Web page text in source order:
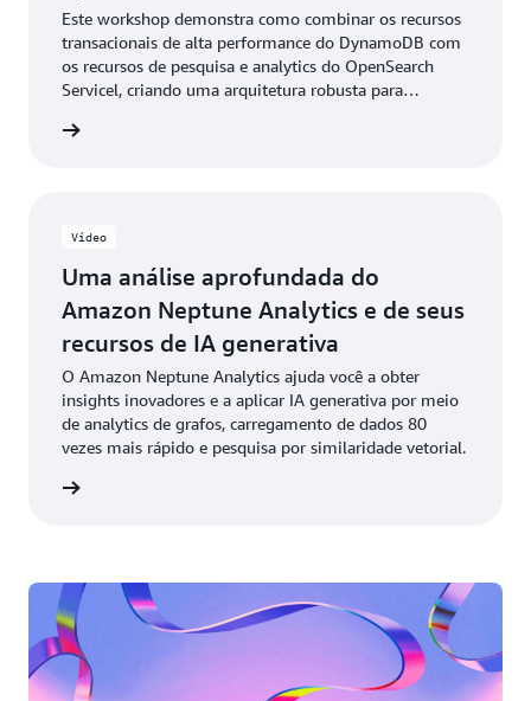
Bedrock
Este workshop demonstra como combinar os recursos
transacionais de alta performance do DynamoDB com
os recursos de pesquisa e analytics do OpenSearch
Servicel, criando uma arquitetura robusta para
meio de exercícios práticos, você ganhará experiência
base em vetores.
Vídeo
Uma análise aprofundada do
Amazon Neptune Analytics e de seus
recursos de IA generativa
O Amazon Neptune Analytics ajuda você a obter
insights inovadores e a aplicar IA generativa por meio
de analytics de grafos, carregamento de dados 80
vezes mais rápido e pesquisa por similaridade vetorial.